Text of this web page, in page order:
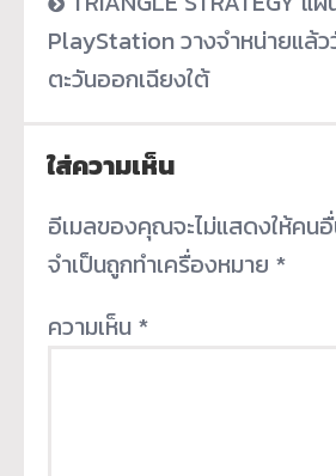
PlayStation วางจำหน่ายแล้ว
ตะวันออกเฉียงใต้
ใส่ความเห็น
อีเมลของคุณจะไม่แสดงให้คน
จำเป็นถูกทำเครื่องหมาย *
ความเห็น *